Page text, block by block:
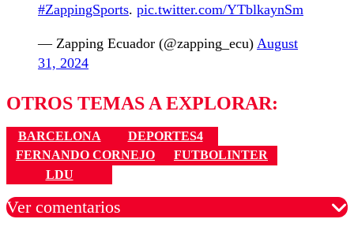
#ZappingSports. pic.twitter.com/YTblkaynSm
— Zapping Ecuador (@zapping_ecu) August
31, 2024
OTROS TEMAS A EXPLORAR:
BARCELONA
DEPORTES4
FERNANDO CORNEJO
FUTBOLINTER
LDU
Ver comentarios